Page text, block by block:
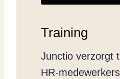
Training
Junctio verzorgt
HR-